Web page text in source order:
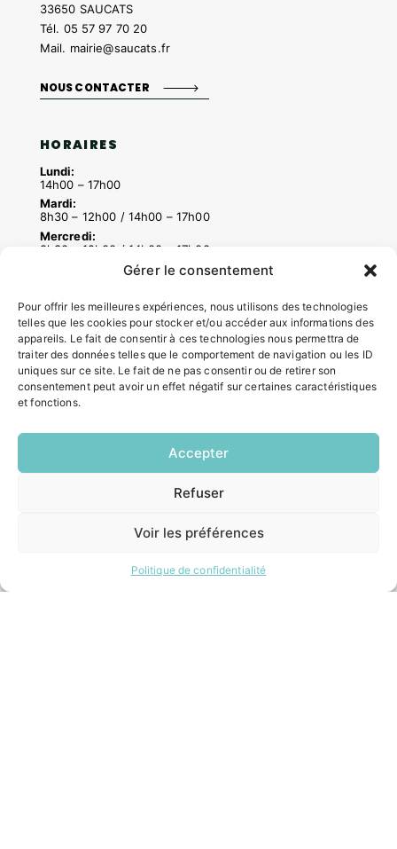
Gérer le consentement
Pour offrir les meilleures expériences, nous utilisons des technologies
telles que les cookies pour stocker et/ou accéder aux informations des
appareils. Le fait de consentir à ces technologies nous permettra de
traiter des données telles que le comportement de navigation ou les ID
uniques sur ce site. Le fait de ne pas consentir ou de retirer son
consentement peut avoir un effet négatif sur certaines caractéristiques
et fonctions.
Accepter
Refuser
Voir les préférences
Politique de confidentialité
33650 SAUCATS
Tél. 05 57 97 70 20
Mail. mairie@saucats.fr
NOUS CONTACTER
HORAIRES
Lundi:
14h00 – 17h00
Mardi:
8h30 – 12h00 / 14h00 – 17h00
Mercredi:
8h30 – 12h00 / 14h00 – 17h00
Vendredi:
8h30 – 12h00 / 14h00 – 16h30
ACCÉS RAPIDES
Contacter la mairie
Formalités administratives
Restauration scolaire
Demander un composteur